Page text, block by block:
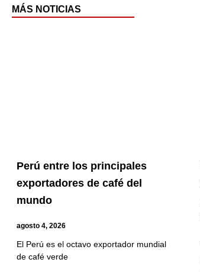
MÁS NOTICIAS
Perú entre los principales
exportadores de café del
mundo
agosto 4, 2026
El Perú es el octavo exportador mundial
de café verde